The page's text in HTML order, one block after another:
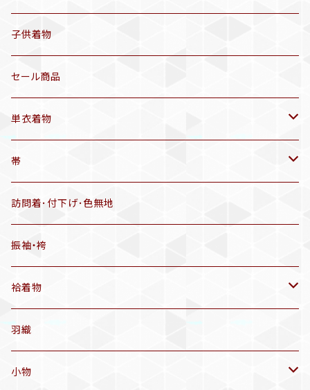
セオα 着物(5〜9月頃)
三分紐
帯揚げ
羽織
半幅帯
有松絞り浴衣(6～9月頃)
アンティーク着物
リサイクル着物
子供着物
セール商品
単衣着物
アンティーク着物
リサイクル着物
帯
リサイクル帯
アンティーク帯
アンティーク仕立てかえ帯
名古屋帯
洒落袋帯
訪問着･付下げ･色無地
振袖・袴
袷着物
アンティーク着物
リサイクル着物
羽織
小物